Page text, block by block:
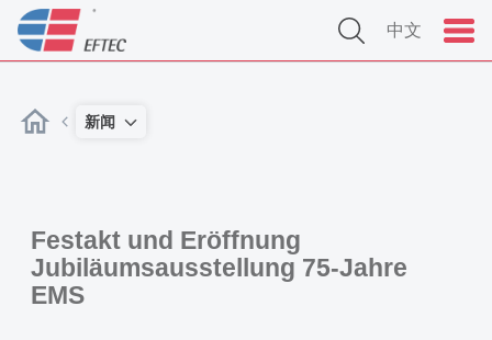
中文
新闻
Festakt und Eröffnung
Jubiläumsausstellung 75-Jahre
EMS